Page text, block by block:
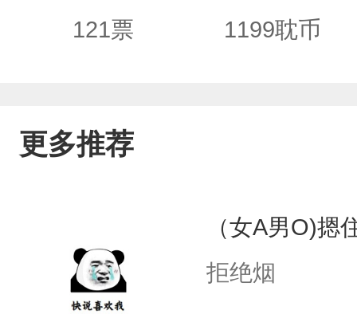
121票 1199耽币
更多推荐
（女A男O)摁
拒绝烟